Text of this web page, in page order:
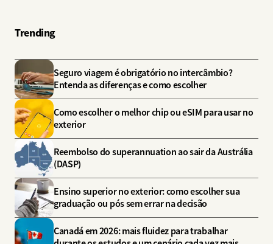
Trending
Seguro viagem é obrigatório no intercâmbio?
Entenda as diferenças e como escolher
Como escolher o melhor chip ou eSIM para usar no
exterior
Reembolso do superannuation ao sair da Austrália
(DASP)
Ensino superior no exterior: como escolher sua
graduação ou pós sem errar na decisão
Canadá em 2026: mais fluidez para trabalhar